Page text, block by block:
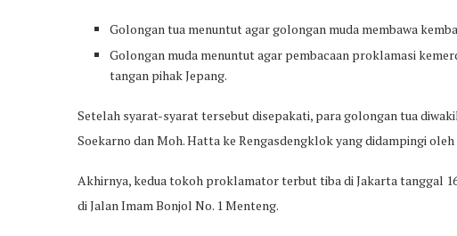
Golongan tua menuntut agar golongan muda membawa
Golongan muda menuntut agar pembacaan proklamasi
tangan pihak Jepang.
Setelah syarat-syarat tersebut disepakati, para golongan tua
Soekarno dan Moh. Hatta ke Rengasdengklok yang didampingi oleh
Akhirnya, kedua tokoh proklamator terbut tiba di Jakarta tanggal
di Jalan Imam Bonjol No. 1 Menteng.